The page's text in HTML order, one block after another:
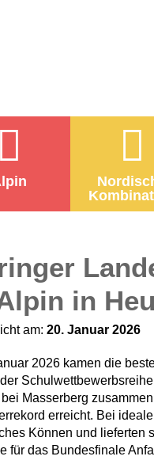
in
am: 20. Januar 2026
2026 kamen die
der Schulwettbewerbsreihe
Masserberg
erreicht. Bei
Können und lieferten
für das Bundesfinale